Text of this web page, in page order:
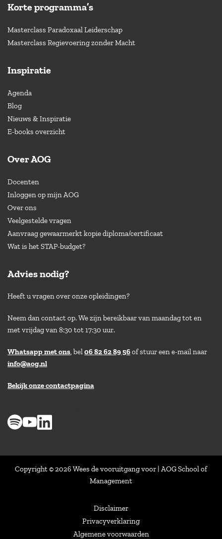
Korte programma’s
Masterclass Paradoxaal Leiderschap
Masterclass Regievoering zonder Macht
Inspiratie
Agenda
Blog
Nieuws & Inspiratie
E-books overzicht
Over AOG
Docenten
Inloggen op mijn AOG
Over ons
Veelgestelde vragen
Aanvraag gewaarmerkt kopie diploma/certificaat
Wat is het STAP-budget?
Advies nodig?
Heeft u vragen over onze opleidingen?
Neem dan contact op. We zijn bereikbaar van maandag tot en
met vrijdag van 8:30 tot 17:30 uur.
Whatsapp met ons , bel 06 82 62 89 56of stuur een e-mail naar
info@aog.nl
Bekijk onze contactpagina
Copyright © 2026 Wees de vooruitgang voor | AOG School of
Management
Disclaimer
Privacyverklaring
Algemene voorwaarden